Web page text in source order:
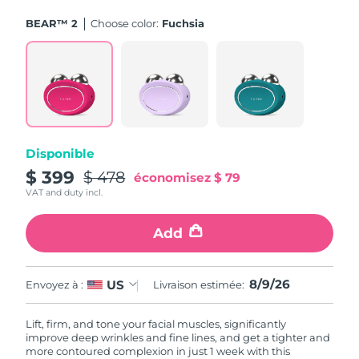
BEAR™ 2 Choose color: Fuchsia
Disponible
$ 399 $ 478 économisez $ 79
VAT and duty incl.
Add
Envoyez à : US Livraison estimée: 8/9/26
Lift, firm, and tone your facial muscles, significantly
improve deep wrinkles and fine lines, and get a tighter and
more contoured complexion in just 1 week with this